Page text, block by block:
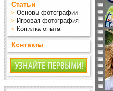
Статьи
Основы фотографии
Игровая фотография
Копилка опыта
Контакты